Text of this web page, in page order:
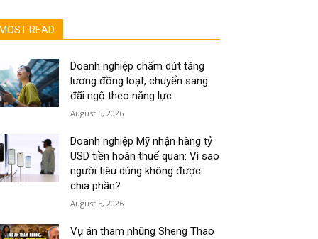
MOST READ
Doanh nghiệp chấm dứt tăng
lương đồng loạt, chuyển sang
đãi ngộ theo năng lực
August 5, 2026
Doanh nghiệp Mỹ nhận hàng tỷ
USD tiền hoàn thuế quan: Vì sao
người tiêu dùng không được
chia phần?
August 5, 2026
Vụ án tham nhũng Sheng Thao